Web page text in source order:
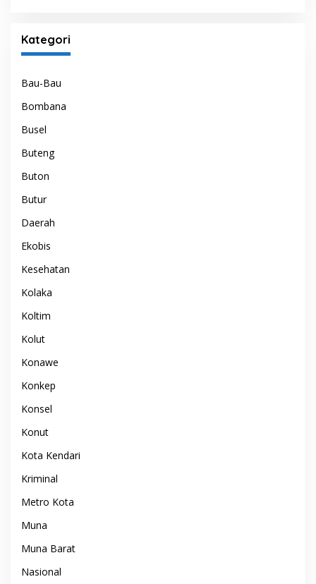
Kategori
Bau-Bau
Bombana
Busel
Buteng
Buton
Butur
Daerah
Ekobis
Kesehatan
Kolaka
Koltim
Kolut
Konawe
Konkep
Konsel
Konut
Kota Kendari
Kriminal
Metro Kota
Muna
Muna Barat
Nasional